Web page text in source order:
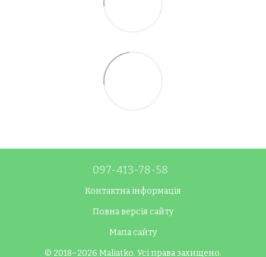
097-413-78-58
Контактна інформація
Повна версія сайту
Мапа сайту
© 2018–2026 Maliatko. Усі права захищено.